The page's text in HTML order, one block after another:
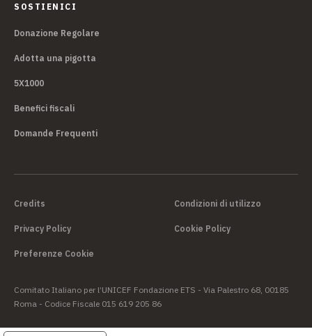
SOSTIENICI
Donazione Regolare
Adotta una pigotta
5X1000
Benefici fiscali
Domande Frequenti
Credits Condizioni di utilizzo
Privacy Policy Cookie Policy
Preferenze Cookie
Comitato Italiano per l’UNICEF Fondazione ETS - Via Palestro 68, 00185
Roma - Codice Fiscale 015 619 205 86